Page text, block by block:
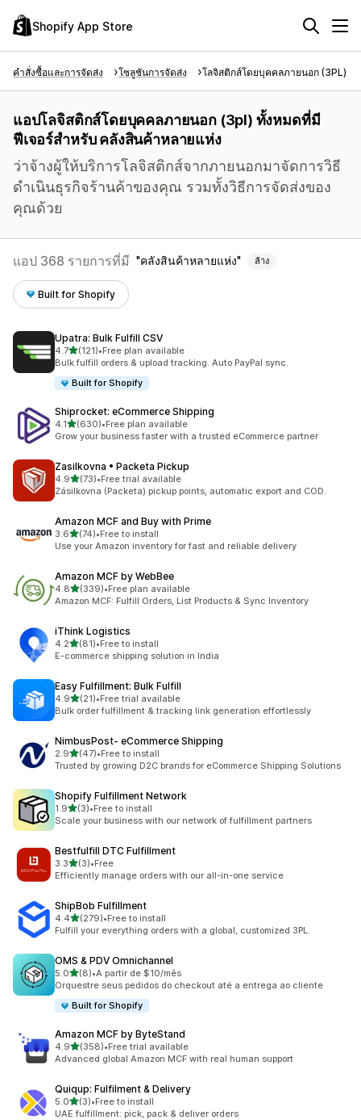
Shopify App Store
คำสั่งซื้อและการจัดส่ง โซลูชันการจัดส่ง โลจิสติกส์โดยบุคคลภายนอก (3PL)
แอปโลจิสติกส์โดยบุคคลภายนอก (3pl) ทั้งหมดที่มี
ฟีเจอร์สำหรับ คลังสินค้าหลายแห่ง
ว่าจ้างผู้ให้บริการโลจิสติกส์จากภายนอกมาจัดการวิธี
ดำเนินธุรกิจร้านค้าของคุณ รวมทั้งวิธีการจัดส่งของ
คุณด้วย
แอป 368 รายการที่มี คลังสินค้าหลายแห่ง ล้าง
Built for Shopify
Upatra: Bulk Fulfill CSV
4.7เต็ม 5 ดาว
(121)
ทั้งหมด 121 รีวิว
•Free plan available
Bulk fulfill orders & upload tracking. Auto PayPal sync.
Built for Shopify
Shiprocket: eCommerce Shipping
4.1เต็ม 5 ดาว
(630)
ทั้งหมด 630 รีวิว
•Free plan available
Grow your business faster with a trusted eCommerce partner
Zasilkovna • Packeta Pickup
4.9เต็ม 5 ดาว
(73)
ทั้งหมด 73 รีวิว
•Free trial available
Zásilkovna (Packeta) pickup points, automatic export and COD.
Amazon MCF and Buy with Prime
3.6เต็ม 5 ดาว
(74)
ทั้งหมด 74 รีวิว
•Free to install
Use your Amazon inventory for fast and reliable delivery
Amazon MCF by WebBee
4.8เต็ม 5 ดาว
(339)
ทั้งหมด 339 รีวิว
•Free plan available
Amazon MCF: Fulfill Orders, List Products & Sync Inventory
iThink Logistics
4.2เต็ม 5 ดาว
(81)
ทั้งหมด 81 รีวิว
•Free to install
E-commerce shipping solution in India
Easy Fulfillment: Bulk Fulfill
4.9เต็ม 5 ดาว
(21)
ทั้งหมด 21 รีวิว
•Free trial available
Bulk order fulfillment & tracking link generation effortlessly
NimbusPost‑ eCommerce Shipping
2.9เต็ม 5 ดาว
(47)
ทั้งหมด 47 รีวิว
•Free to install
Trusted by growing D2C brands for eCommerce Shipping Solutions
Shopify Fulfillment Network
1.9เต็ม 5 ดาว
(3)
ทั้งหมด 3 รีวิว
•Free to install
Scale your business with our network of fulfillment partners
Bestfulfill DTC Fulfillment
3.3เต็ม 5 ดาว
(3)
ทั้งหมด 3 รีวิว
•Free
Efficiently manage orders with our all-in-one service
ShipBob Fulfillment
4.4เต็ม 5 ดาว
(279)
ทั้งหมด 279 รีวิว
•Free to install
Fulfill your everything orders with a global, customized 3PL.
OMS & PDV Omnichannel
5.0เต็ม 5 ดาว
(8)
ทั้งหมด 8 รีวิว
•A partir de $10/mês
Orquestre seus pedidos do checkout até a entrega ao cliente
Built for Shopify
Amazon MCF by ByteStand
4.9เต็ม 5 ดาว
(358)
ทั้งหมด 358 รีวิว
•Free trial available
Advanced global Amazon MCF with real human support
Quiqup: Fulfilment & Delivery
5.0เต็ม 5 ดาว
(3)
ทั้งหมด 3 รีวิว
•Free to install
UAE fulfillment: pick, pack & deliver orders